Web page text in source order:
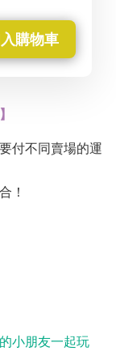
購物車
付不同賣場的運
！
小朋友一起玩